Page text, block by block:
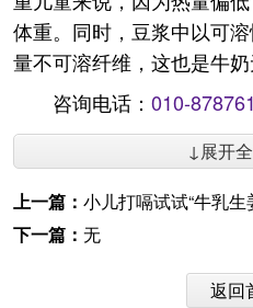
体重。同时，豆浆中以可
量不可溶纤维，这也是牛奶
咨询电话： 010-
↓展开
上一篇： 小儿打嗝试试“牛乳生
下一篇： 无
返回